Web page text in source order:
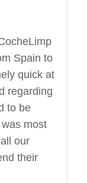
Spain to
quick at
regarding
to be
most
our
their